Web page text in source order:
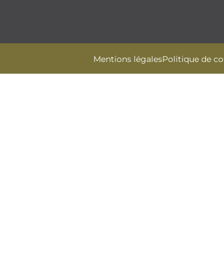
Mentions légalesPolitique de